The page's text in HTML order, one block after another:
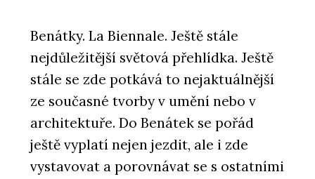
Benátky. La Biennale. Ještě stále
nejdůležitější světová přehlídka. Ještě
stále se zde potkává to nejaktuálnější
ze současné tvorby v umění nebo v
architektuře. Do Benátek se pořád
ještě vyplatí nejen jezdit, ale i zde
vystavovat a porovnávat se s ostatními